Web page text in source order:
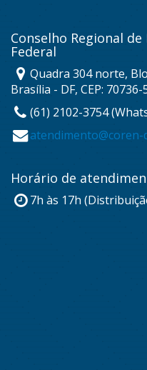
Conselho Regional
Federal
Quadra 304 norte,
Brasília - DF, CEP: 70736-
(61) 2102-3754
Horário de
7h às 17h